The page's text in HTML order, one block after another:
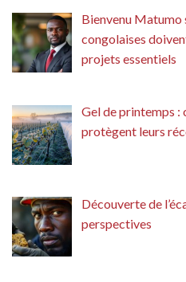
Bienvenu Matumo
congolaises
projets essentiels
Gel de printemps :
protègent leurs
Découverte de
perspectives